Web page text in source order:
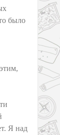
было
Я над